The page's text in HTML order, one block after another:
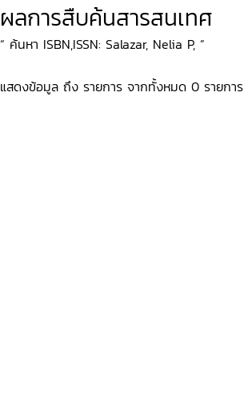
ผลการสืบค้นสารสนเทศ
“ ค้นหา ISBN,ISSN: Salazar, Nelia P, ”
แสดงข้อมูล ถึง รายการ จากทั้งหมด 0 รายการ